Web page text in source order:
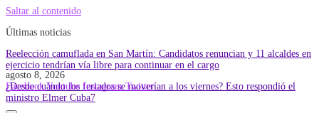
Saltar al contenido
Últimas noticias
Reelección camuflada en San Martín: Candidatos renuncian y 11 alcaldes en
ejercicio tendrían vía libre para continuar en el cargo
¿Desde cuándo los feriados se moverían a los viernes? Esto respondió el
ministro Elmer Cuba7
agosto 8, 2026
Facebook Youtube Instagram Twitter